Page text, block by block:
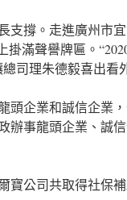
支撐。走進廣州市
掛滿聲譽牌匾。
司理朱德毅喜出看
企業和誠信企業
辦事龍頭企業、誠
寶公司共取得社保